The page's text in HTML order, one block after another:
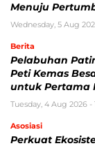
Menuju
Wednesday, 5 Aug
Berita
Pelabuhan
Peti Kemas
untuk Pertama
Tuesday, 4 Aug 2026 -
Asosiasi
Perkuat